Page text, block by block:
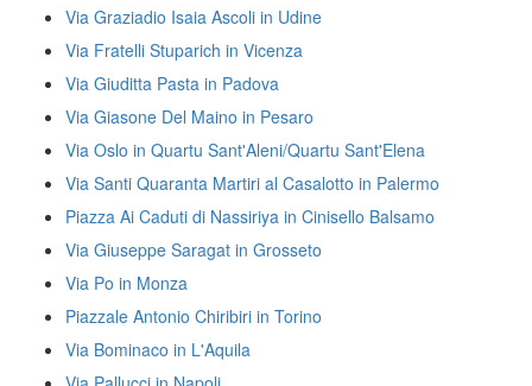
Via Graziadio Isaia Ascoli in Udine
Via Fratelli Stuparich in Vicenza
Via Giuditta Pasta in Padova
Via Giasone Del Maino in Pesaro
Via Oslo in Quartu Sant'Aleni/Quartu Sant'Elena
Via Santi Quaranta Martiri al Casalotto in Palermo
Piazza Ai Caduti di Nassiriya in Cinisello Balsamo
Via Giuseppe Saragat in Grosseto
Via Po in Monza
Piazzale Antonio Chiribiri in Torino
Via Bominaco in L'Aquila